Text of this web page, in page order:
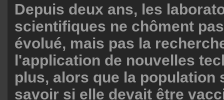
Depuis deux ans, les
scientifiques ne chôment
évolué, mais pas la
l'application de nouvelles
plus, alors que la population
savoir si elle devait être